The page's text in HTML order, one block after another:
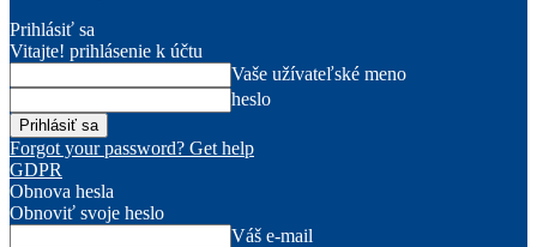
Prihlásiť sa
Vitajte! prihlásenie k účtu
Vaše užívateľské meno
heslo
Forgot your password? Get help
GDPR
Obnova hesla
Obnoviť svoje heslo
Váš e-mail